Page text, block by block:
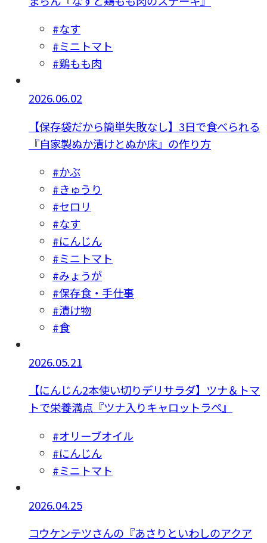
#なす
#ミニトマト
#鶏もも肉
2026.06.02
【保存袋だから簡単失敗なし】3日で食べられる
『自家製ぬか漬けとぬか床』の作り方
#かぶ
#きゅうり
#セロリ
#なす
#にんじん
#ミニトマト
#みょうが
#保存食・手仕事
#漬け物
#食
2026.05.21
【にんじん2本使い切りデリサラダ】ツナ＆トマ
トで栄養満点『ツナ入りキャロットラぺ』
#オリーブオイル
#にんじん
#ミニトマト
2026.04.25
コウケンテツさんの『あさりといわしのアクア